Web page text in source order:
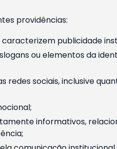
providências:
publicidade
ou elementos da
sociais, inclusive
informativos,